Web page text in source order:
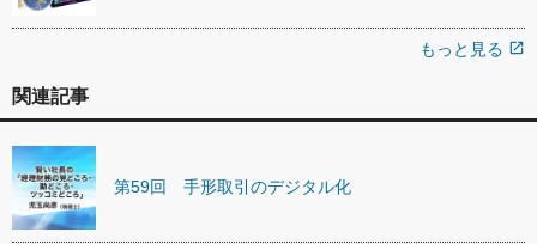
もっと見る open_in_new
関連記事
第59回 手形取引のデジタル化